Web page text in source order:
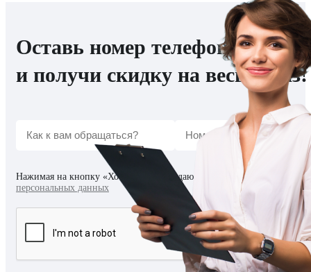
Оставь номер телефона
и получи скидку на весь заказ!
Нажимая на кнопку «Хочу скидку», я даю согласие на
персональных данных
Вы
точно
робот?